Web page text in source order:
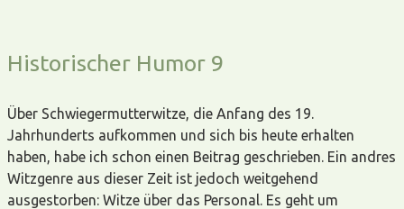
Historischer Humor 9
Über Schwiegermutterwitze, die Anfang des 19.
Jahrhunderts aufkommen und sich bis heute erhalten
haben, habe ich schon einen Beitrag geschrieben. Ein andres
Witzgenre aus dieser Zeit ist jedoch weitgehend
ausgestorben: Witze über das Personal. Es geht um